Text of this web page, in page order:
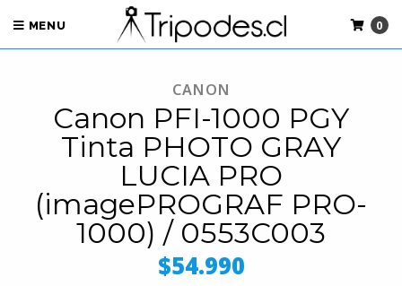
MENU 0
CANON
Canon PFI-1000 PGY
Tinta PHOTO GRAY
LUCIA PRO
(imagePROGRAF PRO-
1000) / 0553C003
$54.990